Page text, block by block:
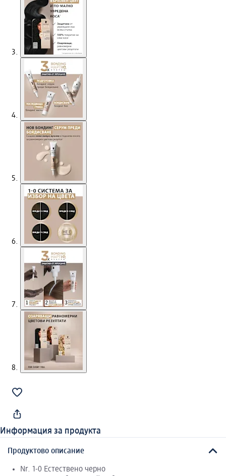
Информация за продукта
Продуктово описание
Nr. 1-0 Естествено черно